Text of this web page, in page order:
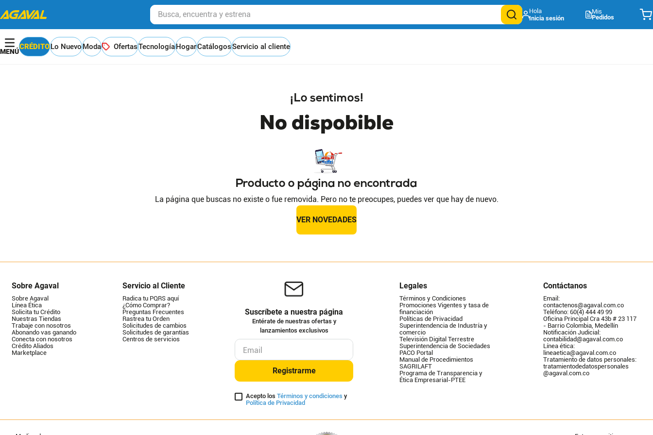
Busca, encuentra y estrena
Mis
Pedidos
CRÉDITOLo NuevoModa OfertasTecnologíaHogarCatálogosServicio al cliente
¡Lo sentimos!
No dispobible
Producto o página no encontrada
La página que buscas no existe o fue removida. Pero no te preocupes, puedes ver que hay de nuevo.
VER NOVEDADES
Sobre Agaval
Sobre Agaval
Línea Ética
Solicita tu Crédito
Nuestras Tiendas
Trabaje con nosotros
Abonando vas ganando
Conecta con nosotros
Crédito Aliados
Marketplace
Servicio al Cliente
Radica tu PQRS aquí
¿Cómo Comprar?
Preguntas Frecuentes
Rastrea tu Orden
Solicitudes de cambios
Solicitudes de garantías
Centros de servicios
Suscríbete a nuestra página
Entérate de nuestras ofertas y
lanzamientos exclusivos
Registrarme
Acepto los Términos y condiciones y
Política de Privacidad
Legales
Términos y Condiciones
Promociones Vigentes y tasa de
financiación
Políticas de Privacidad
Superintendencia de Industría y
comercio
Televisión Digital Terrestre
Superintendencia de Sociedades
PACO Portal
Manual de Procedimientos
SAGRILAFT
Programa de Transparencia y
Ética Empresarial-PTEE
Contáctanos
Email:
contactenos@agaval.com.co
Teléfono: 60(4) 444 49 99
Oficina Principal Cra 43b # 23 117
- Barrio Colombia, Medellín
Notificación Judicial:
contabilidad@agaval.com.co
Línea ética:
lineaetica@agaval.com.co
Tratamiento de datos personales:
tratamientodedatospersonales
@agaval.com.co